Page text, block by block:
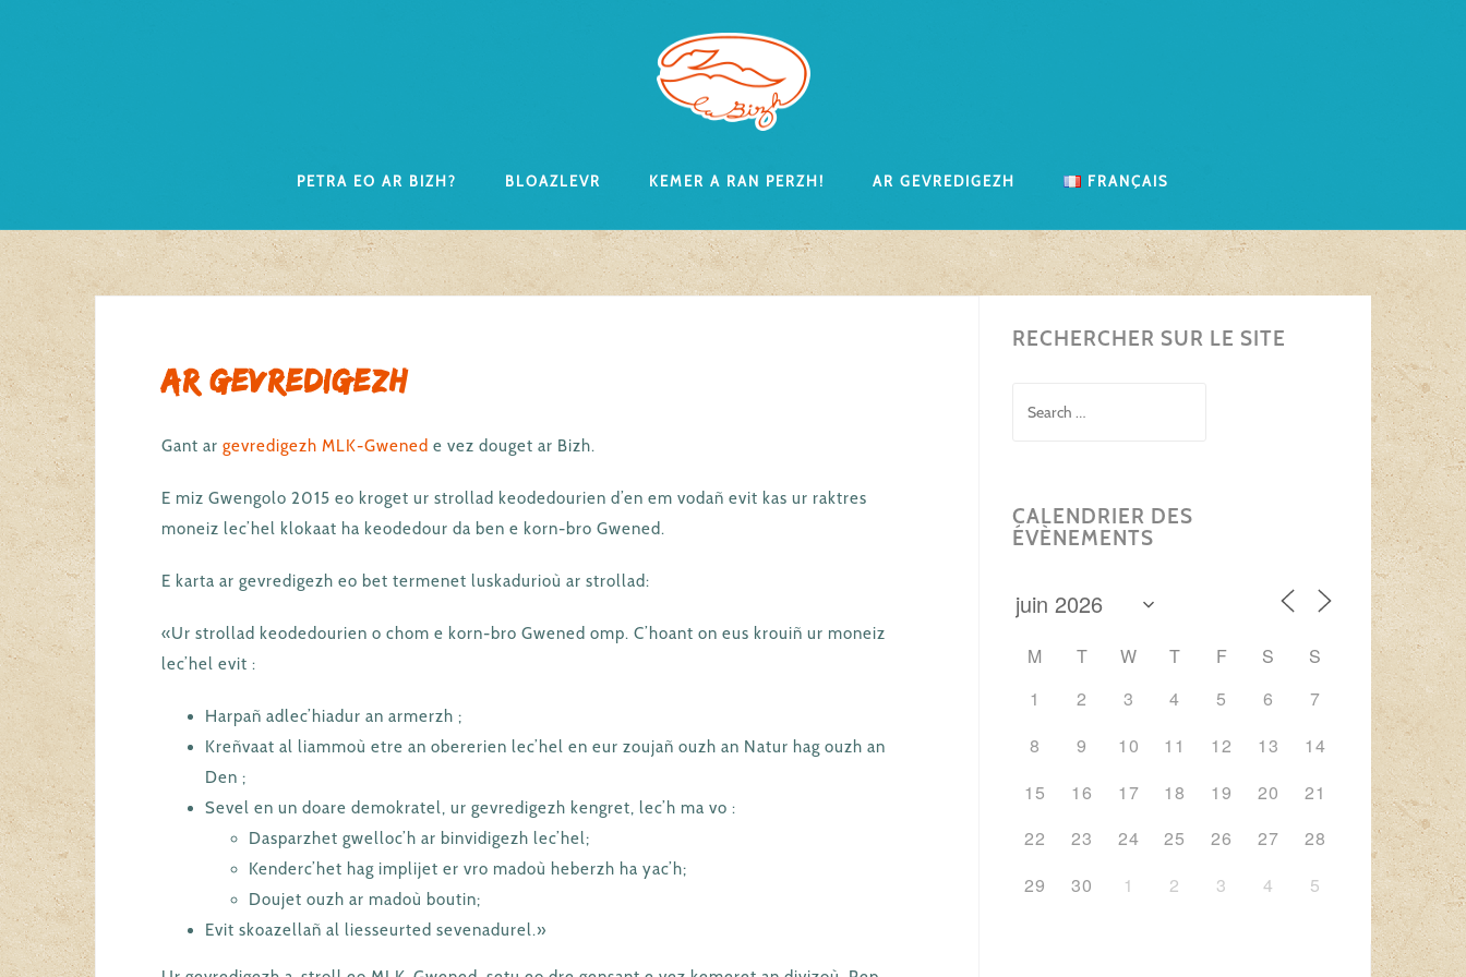
Petra eo ar Bizh? Bloazlevr Kemer a ran perzh! Ar gevredigezh Français
Ar gevredigezh
Gant ar gevredigezh MLK-Gwened e vez douget ar Bizh.
E miz Gwengolo 2015 eo kroget ur strollad keodedourien d’en em vodañ evit kas ur raktres
moneiz lec’hel klokaat ha keodedour da ben e korn-bro Gwened.
E karta ar gevredigezh eo bet termenet luskadurioù ar strollad:
«Ur strollad keodedourien o chom e korn-bro Gwened omp. C’hoant on eus krouiñ ur moneiz
lec’hel evit :
Harpañ adlec’hiadur an armerzh ;
Kreñvaat al liammoù etre an obererien lec’hel en eur zoujañ ouzh an Natur hag ouzh an
Den ;
Sevel en un doare demokratel, ur gevredigezh kengret, lec’h ma vo :
Dasparzhet gwelloc’h ar binvidigezh lec’hel;
Kenderc’het hag implijet er vro madoù heberzh ha yac’h;
Doujet ouzh ar madoù boutin;
Evit skoazellañ al liesseurted sevenadurel.»
RECHERCHER SUR LE SITE
for:
CALENDRIER DES
ÉVÈNEMENTS
M T W T F S
S
1
2 3 4 5 6
7
8
9 10 11 12 13
14
15
16 17 18 19 20
21
22
23 24 25 26 27
28
29
30 1 2 3 4 5